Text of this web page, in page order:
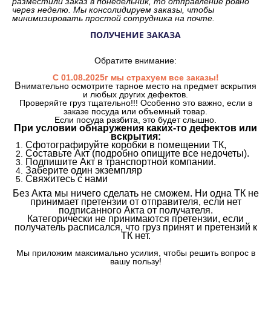
через неделю. Мы консолидируем заказы, чтобы
минимизировать простой сотрудника на почте.
ПОЛУЧЕНИЕ ЗАКАЗА
Обратите внимание:
С 01.08.2025г мы страхуем все заказы!
Внимательно осмотрите тарное место на предмет вскрытия
и любых других дефектов.
Проверяйте груз тщательно!!! Особенно это важно, если в
заказе посуда или объемный товар.
Если посуда разбита, это будет слышно.
При условии обнаружения каких-то дефектов или
вскрытия:
Сфотографируйте коробки в помещении ТК,
Составьте Акт (подробно опишите все недочеты).
Подпишите Акт в транспортной компании.
Заберите один экземпляр
Свяжитесь с нами
Без Акта мы ничего сделать не сможем. Ни одна ТК не
принимает претензии от отправителя, если нет
подписанного Акта от получателя.
Категорически не принимаются претензии, если
получатель расписался, что груз принят и претензий к
ТК нет.
Мы приложим максимально усилия, чтобы решить вопрос в
вашу пользу!